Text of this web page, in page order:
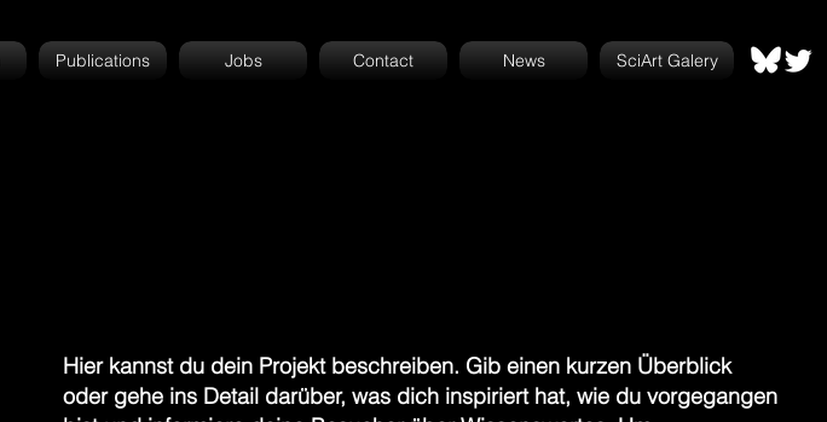
Publications Jobs Contact News SciArt Galery
Hier kannst du dein Projekt beschreiben. Gib einen kurzen Überblick
oder gehe ins Detail darüber, was dich inspiriert hat, wie du vorgegangen